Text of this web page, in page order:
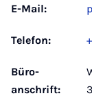
E-Mail:
Telefon:
Büro­
anschrift: